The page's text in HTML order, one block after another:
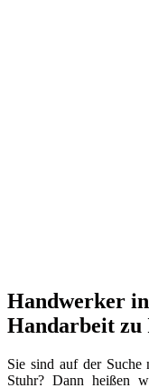
Handwerker
Handarbeit
Sie sind auf der Suche
Stuhr? Dann heißen